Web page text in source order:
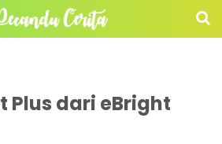
Plus dari eBright